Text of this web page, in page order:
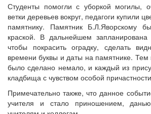
Студенты помогли с уборкой могилы,
ветки деревьев вокруг, педагоги купили
памятнику. Памятник Б.Л.Яворскому
краской. В дальнейшем
чтобы покрасить оградку, сделать
времени буквы и даты на памятнике. Тем
было сделано немало, и каждый из
кладбища с чувством особой
Примечательно также, что данное
учителя и стало приношением,